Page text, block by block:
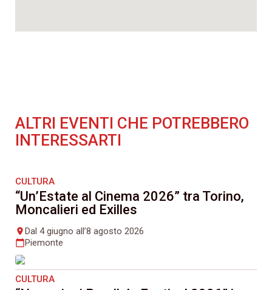
ALTRI EVENTI CHE POTREBBERO
INTERESSARTI
CULTURA
“Un’Estate al Cinema 2026” tra Torino,
Moncalieri ed Exilles
placeDal 4 giugno all’8 agosto 2026
calendar_todayPiemonte
CULTURA